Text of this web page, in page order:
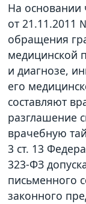
На основании
от 21.11.2011
обращения
медицинской
и диагнозе,
его
составляют
разглашение
врачебную
3 ст. 13
323-ФЗ
письменного
законного